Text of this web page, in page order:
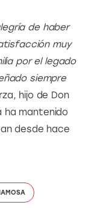
de haber
muy
por el legado
siempre
hijo de Don
ha mantenido
desde hace